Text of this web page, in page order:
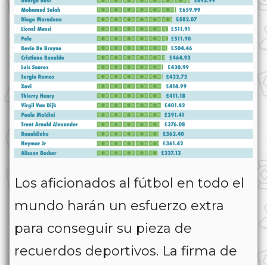
Los aficionados al fútbol en todo el
mundo harán un esfuerzo extra
para conseguir su pieza de
recuerdos deportivos. La firma de